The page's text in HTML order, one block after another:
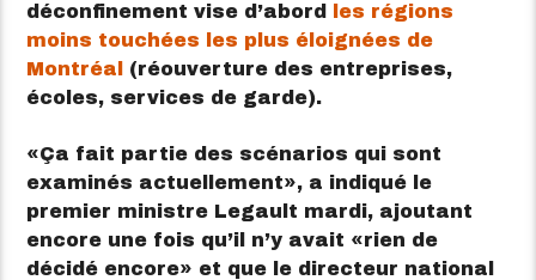
déconfinement vise d’abord
les régions
moins touchées les plus éloignées de
Montréal
(réouverture des entreprises,
écoles, services de garde).
Ça fait partie des scénarios qui sont
examinés actuellement
, a indiqué le
premier ministre Legault mardi, ajoutant
encore une fois qu’il n’y avait
rien de
décidé encore
et que le directeur national